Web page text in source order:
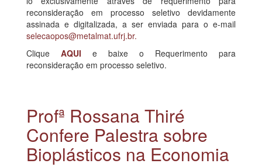
reconsideração em processo seletivo devidamente
assinada e digitalizada, a ser enviada para o e-mail
selecaopos@metalmat.ufrj.br.
Clique AQUI e baixe o Requerimento para
reconsideração em processo seletivo.
Profª Rossana Thiré
Confere Palestra sobre
Bioplásticos na Economia